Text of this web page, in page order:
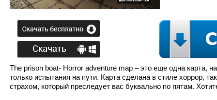
The prison boat- Horror adventure map – это еще одна карта,
только испытания на пути. Карта сделана в стиле хоррор,
страхом, который преследует вас буквально по пятам.